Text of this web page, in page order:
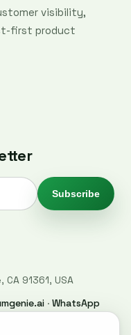
visibility,
first product
Subscribe
91361, USA
· WhatsApp